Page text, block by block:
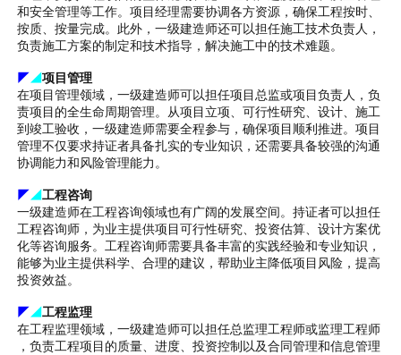
和安全管理等工作。项目经理需要协调各方资源，确保工程按时、
按质、按量完成。此外，一级建造师还可以担任施工技术负责人，
负责施工方案的制定和技术指导，解决施工中的技术难题。
◤◢项目管理
在项目管理领域，一级建造师可以担任项目总监或项目负责人，负
责项目的全生命周期管理。从项目立项、可行性研究、设计、施工
到竣工验收，一级建造师需要全程参与，确保项目顺利推进。项目
管理不仅要求持证者具备扎实的专业知识，还需要具备较强的沟通
协调能力和风险管理能力。
◤◢工程咨询
一级建造师在工程咨询领域也有广阔的发展空间。持证者可以担任
工程咨询师，为业主提供项目可行性研究、投资估算、设计方案优
化等咨询服务。工程咨询师需要具备丰富的实践经验和专业知识，
能够为业主提供科学、合理的建议，帮助业主降低项目风险，提高
投资效益。
◤◢工程监理
在工程监理领域，一级建造师可以担任总监理工程师或监理工程师
，负责工程项目的质量、进度、投资控制以及合同管理和信息管理